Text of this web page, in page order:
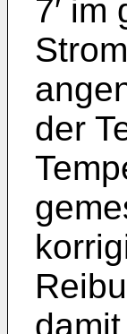
7′
der